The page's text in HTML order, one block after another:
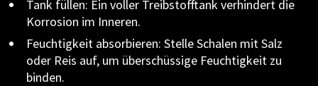
Tank füllen: Ein voller Treibstofftank verhindert die
Korrosion im Inneren.
Feuchtigkeit absorbieren: Stelle Schalen mit Salz
oder Reis auf, um überschüssige Feuchtigkeit zu
binden.